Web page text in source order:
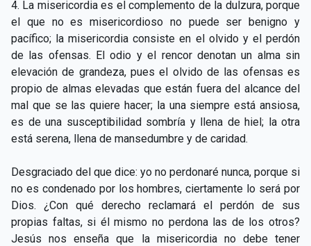
CAPÍTULO XVIII - Muchos son los llamados y pocos
los escogidos
CAPÍTULO XIX - La fe transporta las montañas ▸
CAPÍTULO XX - Los obreros de la última hora ▸
CAPÍTULO XXI - Habrá falsos Cristos y falsos
profetas
▸
CAPÍTULO XXIII - Moral extraña ▸
CAPÍTULO XXIV - No pongáis la lámpara debajo del
celemín
▸
4. La misericordia es el complemento de la dulzura, porque
el que no es misericordioso no puede ser benigno y
pacífico; la misericordia consiste en el olvido y el perdón
de las ofensas. El odio y el rencor denotan un alma sin
elevación de grandeza, pues el olvido de las ofensas es
propio de almas elevadas que están fuera del alcance del
mal que se las quiere hacer; la una siempre está ansiosa,
es de una susceptibilidad sombría y llena de hiel; la otra
está serena, llena de mansedumbre y de caridad.
Desgraciado del que dice: yo no perdonaré nunca, porque si
no es condenado por los hombres, ciertamente lo será por
Dios. ¿Con qué derecho reclamará el perdón de sus
propias faltas, si él mismo no perdona las de los otros?
Jesús nos enseña que la misericordia no debe tener